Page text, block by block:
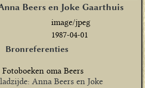
Beers en Joke Gaarthuis
image/jpeg
1987-04-01
Bronreferenties
oma Beers
Anna Beers en Joke